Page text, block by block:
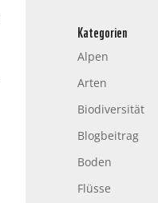
Kategorien
Alpen
Arten
Biodiversität
Blogbeitrag
Boden
Flüsse